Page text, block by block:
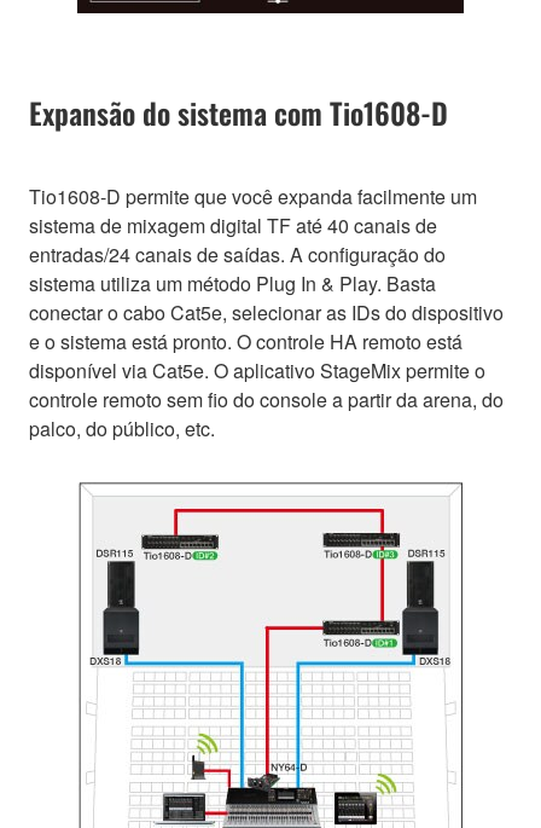
Expansão do sistema com Tio1608-D
Tio1608-D permite que você expanda facilmente um
sistema de mixagem digital TF até 40 canais de
entradas/24 canais de saídas. A configuração do
sistema utiliza um método Plug In & Play. Basta
conectar o cabo Cat5e, selecionar as IDs do dispositivo
e o sistema está pronto. O controle HA remoto está
disponível via Cat5e. O aplicativo StageMix permite o
controle remoto sem fio do console a partir da arena, do
palco, do público, etc.